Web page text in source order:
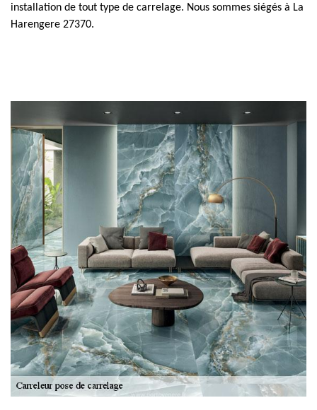
installation de tout type de carrelage. Nous sommes siégés à La
Harengere 27370.